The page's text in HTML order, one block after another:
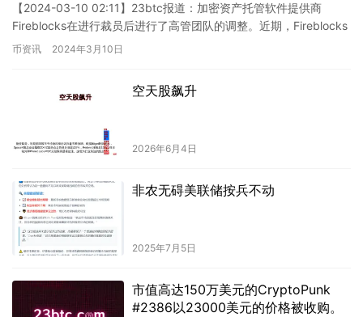
【2024-03-10 02:11】23btc报道：加密资产托管软件提供商
Fireblocks在进行裁员后进行了高管团队的调整。近期，Fireblocks
宣布任命Michal Fe…
币资讯 2024年3月10日
空天股飙升
2026年6月4日
非农无碍美联储按兵不动
2025年7月5日
市值高达150万美元的CryptoPunk
#2386以23000美元的价格被收购。